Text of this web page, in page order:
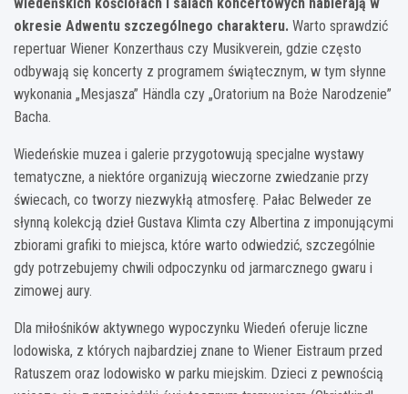
okresie Adwentu szczególnego charakteru. Warto sprawdzić
repertuar Wiener Konzerthaus czy Musikverein, gdzie często
odbywają się koncerty z programem świątecznym, w tym słynne
wykonania „Mesjasza” Händla czy „Oratorium na Boże Narodzenie”
Bacha.
Wiedeńskie muzea i galerie przygotowują specjalne wystawy
tematyczne, a niektóre organizują wieczorne zwiedzanie przy
świecach, co tworzy niezwykłą atmosferę. Pałac Belweder ze
słynną kolekcją dzieł Gustava Klimta czy Albertina z imponującymi
zbiorami grafiki to miejsca, które warto odwiedzić, szczególnie
gdy potrzebujemy chwili odpoczynku od jarmarcznego gwaru i
zimowej aury.
Dla miłośników aktywnego wypoczynku Wiedeń oferuje liczne
lodowiska, z których najbardziej znane to Wiener Eistraum przed
Ratuszem oraz lodowisko w parku miejskim. Dzieci z pewnością